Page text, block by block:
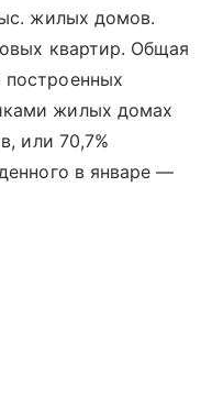
жилых домов.
квартир. Общая
жилых домах
или 70,7%
в январе —